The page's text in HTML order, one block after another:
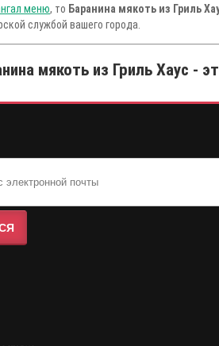
меню, то Баранина мякоть из Гриль
службой вашего города.
мякоть из Гриль Хаус -